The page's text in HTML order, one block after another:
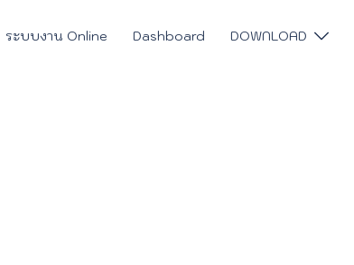
ระบบงาน Online Dashboard DOWNLOAD